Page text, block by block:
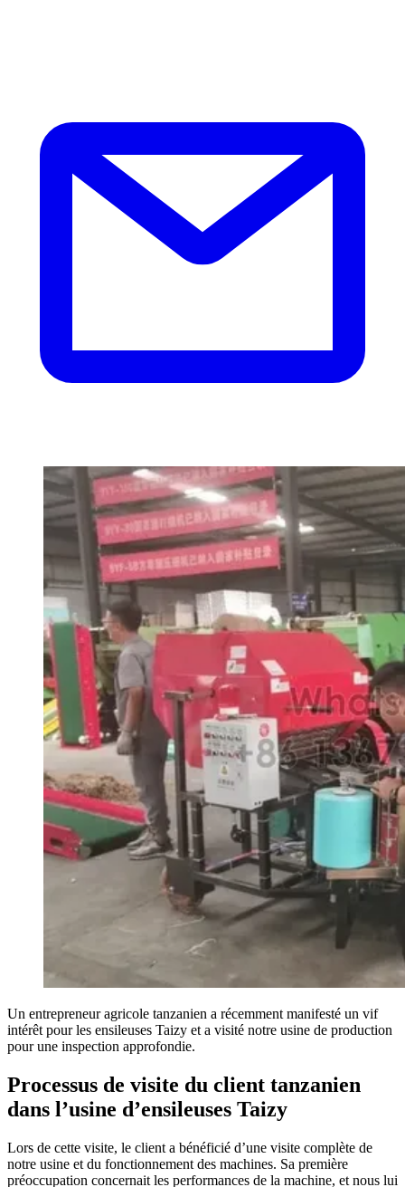
Un entrepreneur agricole tanzanien a récemment manifesté un vif
intérêt pour les ensileuses Taizy et a visité notre usine de production
pour une inspection approfondie.
Processus de visite du client tanzanien
dans l’usine d’ensileuses Taizy
Lors de cette visite, le client a bénéficié d’une visite complète de
notre usine et du fonctionnement des machines. Sa première
préoccupation concernait les performances de la machine, et nous lui